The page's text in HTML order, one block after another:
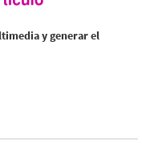
y generar el